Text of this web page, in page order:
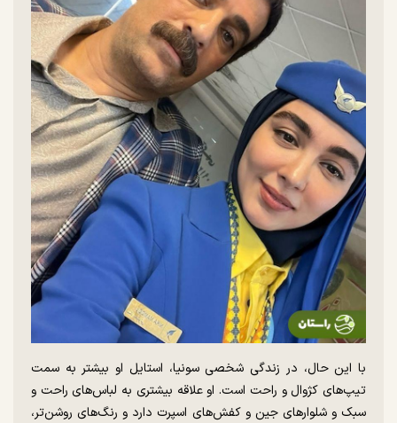
با این حال، در زندگی شخصی سونیا، استایل او بیشتر به سمت
تیپ‌های کژوال و راحت است. او علاقه بیشتری به لباس‌های راحت و
سبک و شلوار‌های جین و کفش‌های اسپرت دارد و رنگ‌های روشن‌تر،